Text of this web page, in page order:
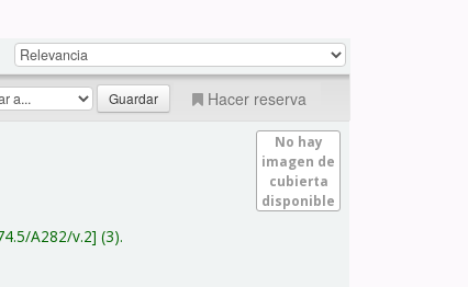
Hacer reserva
No hay
imagen de
cubierta
disponible
A282/v.2 (3).